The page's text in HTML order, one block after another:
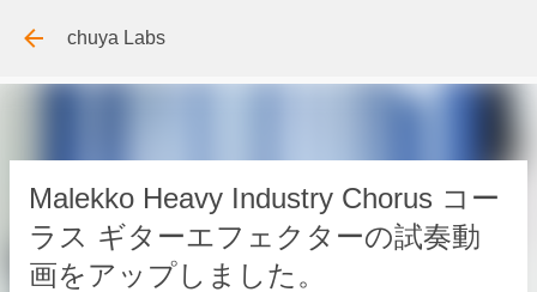
スキップしてメイン コンテンツに移動
chuya Labs
Malekko Heavy Industry Chorus コー
ラス ギターエフェクターの試奏動
画をアップしました。